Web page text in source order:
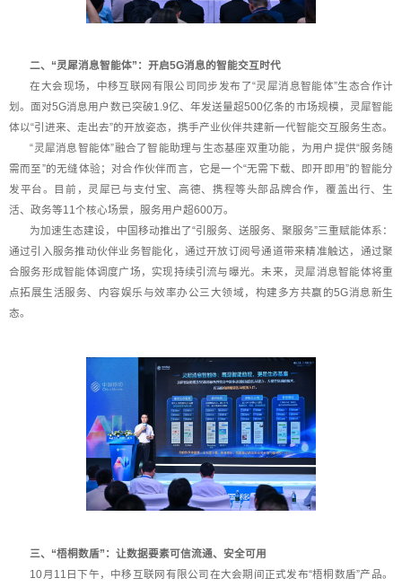
二、“灵犀消息智能体”：开启5G消息的智能交互时代
在大会现场，中移互联网有限公司同步发布了“灵犀消息智能体”生态合作计
划。面对5G消息用户数已突破1.9亿、年发送量超500亿条的市场规模，灵犀智能
体以“引进来、走出去”的开放姿态，携手产业伙伴共建新一代智能交互服务生态。
“灵犀消息智能体”融合了智能助理与生态基座双重功能，为用户提供“服务随
需而至”的无缝体验；对合作伙伴而言，它是一个“无需下载、即开即用”的智能分
发平台。目前，灵犀已与支付宝、高德、携程等头部品牌合作，覆盖出行、生
活、政务等11个核心场景，服务用户超600万。
为加速生态建设，中国移动推出了“引服务、送服务、聚服务”三重赋能体系：
通过引入服务推动伙伴业务智能化，通过开放订阅号通道带来精准触达，通过聚
合服务形成智能体调度广场，实现持续引流与曝光。未来，灵犀消息智能体将重
点拓展生活服务、内容娱乐与效率办公三大领域，构建多方共赢的5G消息新生
态。
三、“梧桐数盾”：让数据要素可信流通、安全可用
10月11日下午，中移互联网有限公司在大会期间正式发布“梧桐数盾”产品。